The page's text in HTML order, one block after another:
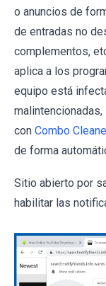
o anuncios de
de entradas no
complementos,
aplica a los
equipo está
con Combo
de forma
Sitio abierto por
habilitar las